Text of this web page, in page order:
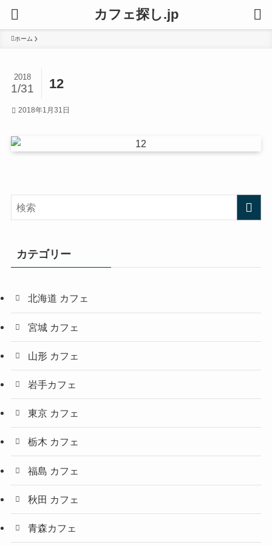
カフェ探し.jp
ホーム
12
2018
1/31
2018年1月31日
カテゴリー
北海道 カフェ
宮城 カフェ
山形 カフェ
岩手カフェ
東京 カフェ
栃木 カフェ
福島 カフェ
秋田 カフェ
青森カフェ